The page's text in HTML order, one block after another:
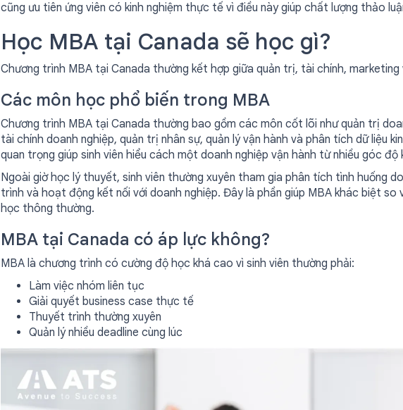
cũng ưu tiên ứng viên có kinh nghiệm thực tế vì điều này giúp chất lượng thảo
Học MBA tại Canada sẽ học gì?
Chương trình MBA tại Canada thường kết hợp giữa quản trị, tài chính, marketing
Các môn học phổ biến trong MBA
Chương trình MBA tại Canada thường bao gồm các môn cốt lõi như quản trị
tài chính doanh nghiệp, quản trị nhân sự, quản lý vận hành và phân tích dữ liệu
quan trọng giúp sinh viên hiểu cách một doanh nghiệp vận hành từ nhiều góc độ
Ngoài giờ học lý thuyết, sinh viên thường xuyên tham gia phân tích tình huống
trình và hoạt động kết nối với doanh nghiệp. Đây là phần giúp MBA khác biệt so
học thông thường.
MBA tại Canada có áp lực không?
MBA là chương trình có cường độ học khá cao vì sinh viên thường phải:
Làm việc nhóm liên tục
Giải quyết business case thực tế
Thuyết trình thường xuyên
Quản lý nhiều deadline cùng lúc